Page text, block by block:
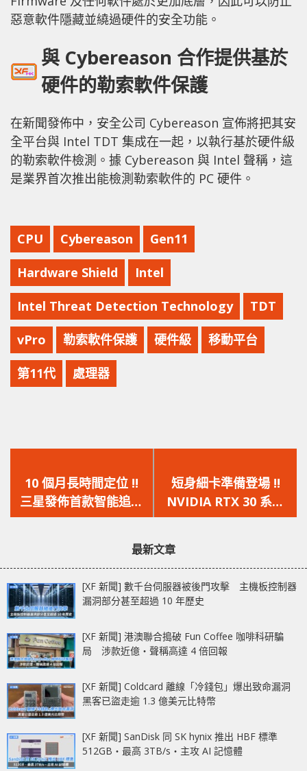
惡意軟件隱藏並繞過硬件的安全功能。
與 Cyber​​eason 合作提供基於
硬件的勒索軟件保護
在新聞發佈中，安全公司 Cyber​​eason 宣佈將把其安
全平台與 Intel TDT 集成在一起，以執行基於硬件級
的勒索軟件檢測。據 Cyber​​eason 與 Intel 聲稱，這
是業界首次推出能檢測勒索軟件的 PC 硬件。
CPU Cyber​​eason Gen11
Hardware Shield Intel
Intel Threat Detection Technology TDT
vPro 勒索軟件保護 硬件級 移動平台
第11代 處理器
一
篇
文
10 個月長時間定位 !!
三星發佈首款智能追蹤
器 Galaxy
UWB 技術超遙距追蹤
一
篇
文
短身細卡準備登場 !!
NVIDIA RTX 30 系列
首批 Mini-ITX 尺寸顯
最新文章
[XF 新聞] 數千台伺服器被後門攻擊 主機板控制器
漏洞部分甚至超過 10 年歷史
[XF 新聞] 港澳聯合搗破 Fun Coffee 咖啡科研騙
局 涉款近億‧聲稱高達 4 倍回報
[XF 新聞] Coldcard 離線「冷錢包」爆出致命漏洞
黑客已盜走逾 1.3 億美元比特幣
[XF 新聞] SanDisk 同 SK hynix 推出 HBF 標準
512GB‧最高 3TB/s‧主攻 AI 記憶體